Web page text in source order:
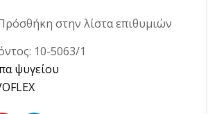
στην λίστα επιθυμιών
10-5063/1
ψυγείου